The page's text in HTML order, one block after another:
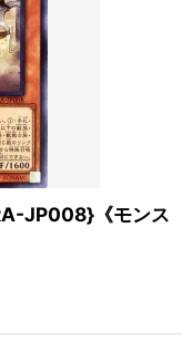
JP008}《モンス